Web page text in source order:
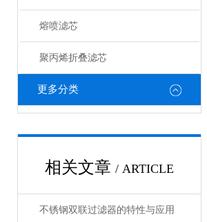
熔喷滤芯
聚丙烯折叠滤芯
更多分类
相关文章 / ARTICLE
不锈钢双联过滤器的特性与应用